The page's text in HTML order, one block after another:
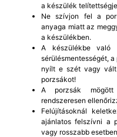
a készülék
Ne szívjon fel a
anyaga miatt az
a készülékben.
A készülékbe való
sérülésmentességét,
nyílt e szét vagy vált
porzsákot!
A porzsák
rendszeresen
Felújításoknál
ajánlatos felszívni a
vagy rosszabb